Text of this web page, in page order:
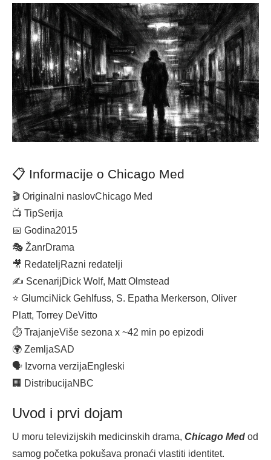
📋 Informacije o Chicago Med
🎬 Originalni naslovChicago Med
📺 TipSerija
📅 Godina2015
🎭 ŽanrDrama
🎥 RedateljRazni redatelji
✍️ ScenarijDick Wolf, Matt Olmstead
⭐ GlumciNick Gehlfuss, S. Epatha Merkerson, Oliver
Platt, Torrey DeVitto
⏱ TrajanjeViše sezona x ~42 min po epizodi
🌍 ZemljaSAD
🗣 Izvorna verzijaEngleski
🏢 DistribucijaNBC
Uvod i prvi dojam
U moru televizijskih medicinskih drama, Chicago Med od
samog početka pokušava pronaći vlastiti identitet.